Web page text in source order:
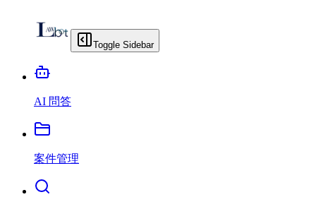
Toggle Sidebar
AI 問答
案件管理